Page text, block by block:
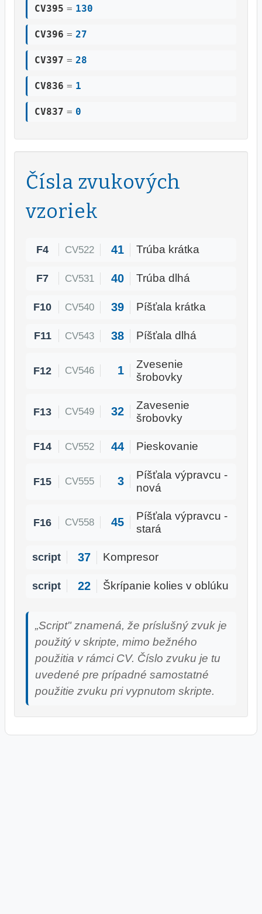
CV395 = 130
CV396 = 27
CV397 = 28
CV836 = 1
CV837 = 0
Čísla zvukových
vzoriek
F4 CV522 41 Trúba krátka
F7 CV531 40 Trúba dlhá
F10 CV540 39 Píšťala krátka
F11 CV543 38 Píšťala dlhá
F12 CV546 1
Zvesenie
šrobovky
F13 CV549 32
Zavesenie
šrobovky
F14 CV552 44 Pieskovanie
F15 CV555 3
Píšťala výpravcu -
nová
F16 CV558 45
Píšťala výpravcu -
stará
script 37 Kompresor
script 22 Škrípanie kolies v oblúku
„Script" znamená, že príslušný zvuk je
použitý v skripte, mimo bežného
použitia v rámci CV. Číslo zvuku je tu
uvedené pre prípadné samostatné
použitie zvuku pri vypnutom skripte.